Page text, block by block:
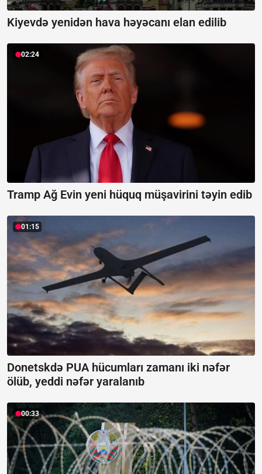
Kiyevdə yenidən hava həyəcanı elan edilib
02:24
Tramp Ağ Evin yeni hüquq müşavirini təyin edib
01:15
Donetskdə PUA hücumları zamanı iki nəfər
ölüb, yeddi nəfər yaralanıb
00:33